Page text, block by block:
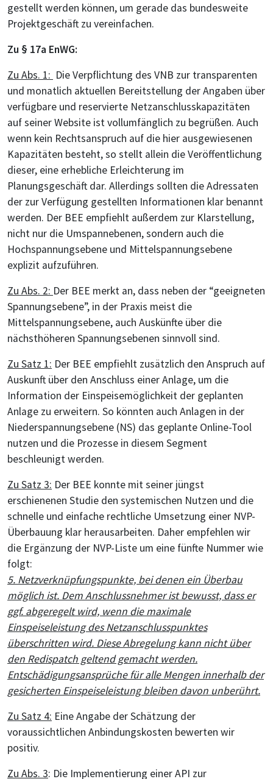
gestellt werden können, um gerade das bundesweite
Projektgeschäft zu vereinfachen.
Zu § 17a EnWG:
Zu Abs. 1: Die Verpflichtung des VNB zur transparenten
und monatlich aktuellen Bereitstellung der Angaben über
verfügbare und reservierte Netzanschlusskapazitäten
auf seiner Website ist vollumfänglich zu begrüßen. Auch
wenn kein Rechtsanspruch auf die hier ausgewiesenen
Kapazitäten besteht, so stellt allein die Veröffentlichung
dieser, eine erhebliche Erleichterung im
Planungsgeschäft dar. Allerdings sollten die Adressaten
der zur Verfügung gestellten Informationen klar benannt
werden. Der BEE empfiehlt außerdem zur Klarstellung,
nicht nur die Umspannebenen, sondern auch die
Hochspannungsebene und Mittelspannungsebene
explizit aufzuführen.
Zu Abs. 2: Der BEE merkt an, dass neben der “geeigneten
Spannungsebene”, in der Praxis meist die
Mittelspannungsebene, auch Auskünfte über die
nächsthöheren Spannungsebenen sinnvoll sind.
Zu Satz 1: Der BEE empfiehlt zusätzlich den Anspruch auf
Auskunft über den Anschluss einer Anlage, um die
Information der Einspeisemöglichkeit der geplanten
Anlage zu erweitern. So könnten auch Anlagen in der
Niederspannungsebene (NS) das geplante Online-Tool
nutzen und die Prozesse in diesem Segment
beschleunigt werden.
Zu Satz 3: Der BEE konnte mit seiner jüngst
erschienenen Studie den systemischen Nutzen und die
schnelle und einfache rechtliche Umsetzung einer NVP-
Überbauung klar herausarbeiten. Daher empfehlen wir
die Ergänzung der NVP-Liste um eine fünfte Nummer wie
folgt:
5. Netzverknüpfungspunkte, bei denen ein Überbau
möglich ist. Dem Anschlussnehmer ist bewusst, dass er
ggf. abgeregelt wird, wenn die maximale
Einspeiseleistung des Netzanschlusspunktes
überschritten wird. Diese Abregelung kann nicht über
den Redispatch geltend gemacht werden.
Entschädigungsansprüche für alle Mengen innerhalb der
gesicherten Einspeiseleistung bleiben davon unberührt.
Zu Satz 4: Eine Angabe der Schätzung der
voraussichtlichen Anbindungskosten bewerten wir
positiv.
Zu Abs. 3: Die Implementierung einer API zur